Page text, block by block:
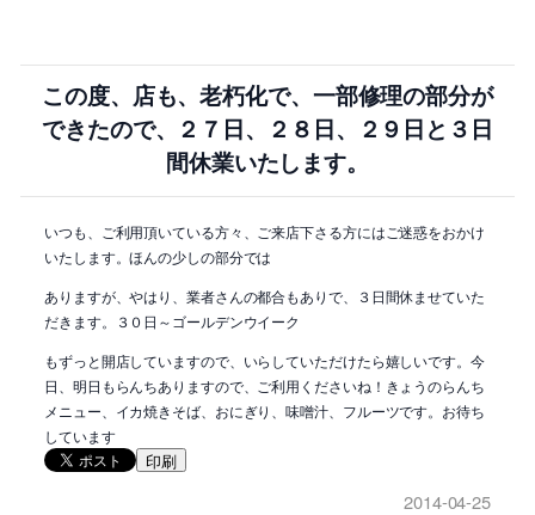
この度、店も、老朽化で、一部修理の部分が
できたので、２７日、２８日、２９日と３日
間休業いたします。
いつも、ご利用頂いている方々、ご来店下さる方にはご迷惑をおかけ
いたします。ほんの少しの部分では
ありますが、やはり、業者さんの都合もありで、３日間休ませていた
だきます。３０日～ゴールデンウイーク
もずっと開店していますので、いらしていただけたら嬉しいです。今
日、明日もらんちありますので、ご利用くださいね！きょうのらんち
メニュー、イカ焼きそば、おにぎり、味噌汁、フルーツです。お待ち
しています
印刷
2014-04-25